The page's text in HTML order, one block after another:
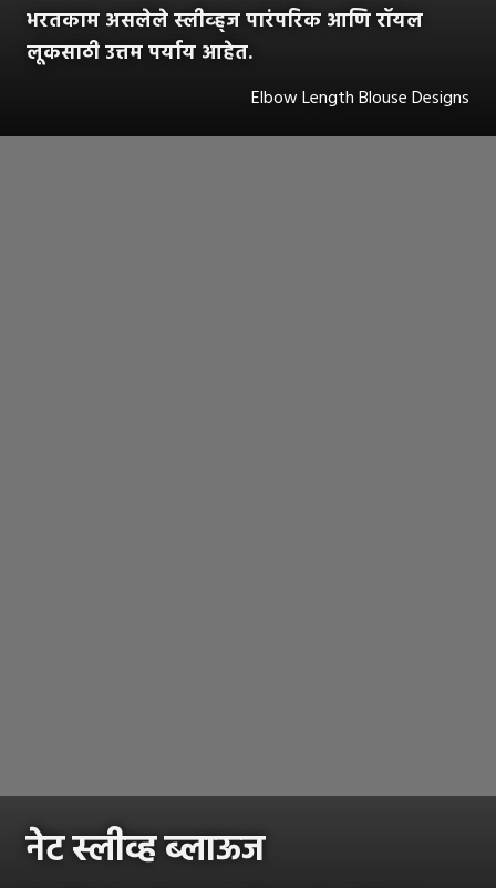
भरतकाम असलेले स्लीव्ह्ज पारंपरिक आणि रॉयल
लूकसाठी उत्तम पर्याय आहेत.
Elbow Length Blouse Designs
नेट स्लीव्ह ब्लाऊज